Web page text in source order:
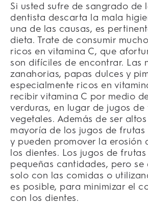
Si usted sufre de sangrado de
dentista descarta la mala
una de las causas, es
dieta. Trate de consumir
ricos en vitamina C, que
son difíciles de encontrar. Las
zanahorias, papas dulces y
especialmente ricos en
recibir vitamina C por medio
verduras, en lugar de jugos de
vegetales. Además de ser
mayoría de los jugos de frutas
y pueden promover la erosión
los dientes. Los jugos de
pequeñas cantidades, pero se
solo con las comidas o
es posible, para minimizar el
con los dientes.